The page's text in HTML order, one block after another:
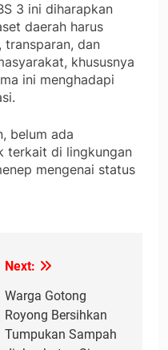
3 ini diharapkan
daerah harus
dan
khususnya
ini menghadapi
belum ada
terkait di lingkungan
mengenai status
Next:
Warga Gotong
Royong Bersihkan
Tumpukan Sampah